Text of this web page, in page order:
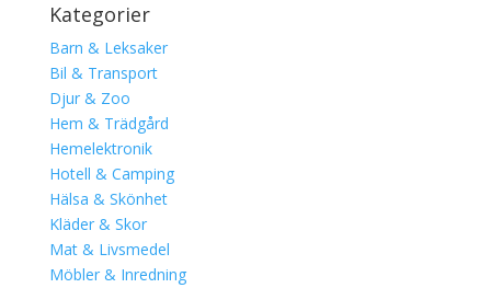
Kategorier
Barn & Leksaker
Bil & Transport
Djur & Zoo
Hem & Trädgård
Hemelektronik
Hotell & Camping
Hälsa & Skönhet
Kläder & Skor
Mat & Livsmedel
Möbler & Inredning